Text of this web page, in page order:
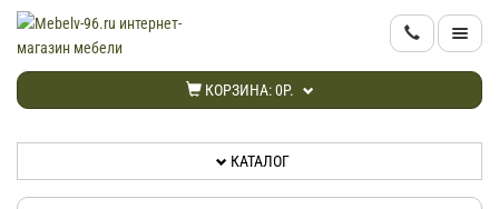
КОРЗИНА:0Р.
КАТАЛОГ
НОВИНКИ
КАТАЛОГ